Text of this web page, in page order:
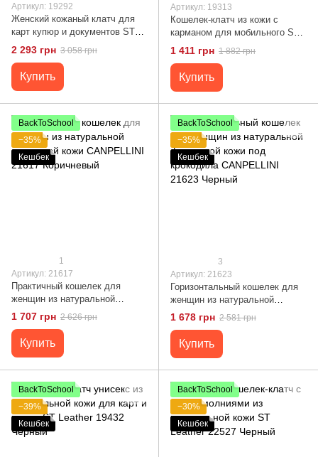
Артикул: 19292
Женский кожаный клатч для
карт купюр и документов ST
Leather 19292 Черный
2 293 грн 3 058 грн
Купить
Артикул: 19313
Кошелек-клатч из кожи с
карманом для мобильного ST
Leather 19313 Розовый
1 411 грн 1 882 грн
Купить
BackToSchool
−35%
Кешбек
1
Артикул: 21617
Практичный кошелек для
женщин из натуральной
зернистой кожи CANPELLINI
21617 Коричневый
1 707 грн 2 626 грн
Купить
BackToSchool
−35%
Кешбек
3
Артикул: 21623
Горизонтальный кошелек для
женщин из натуральной
фактурной кожи под крокодила
CANPELLINI 21623 Черный
1 678 грн 2 581 грн
Купить
BackToSchool
−39%
Кешбек
BackToSchool
−30%
Кешбек